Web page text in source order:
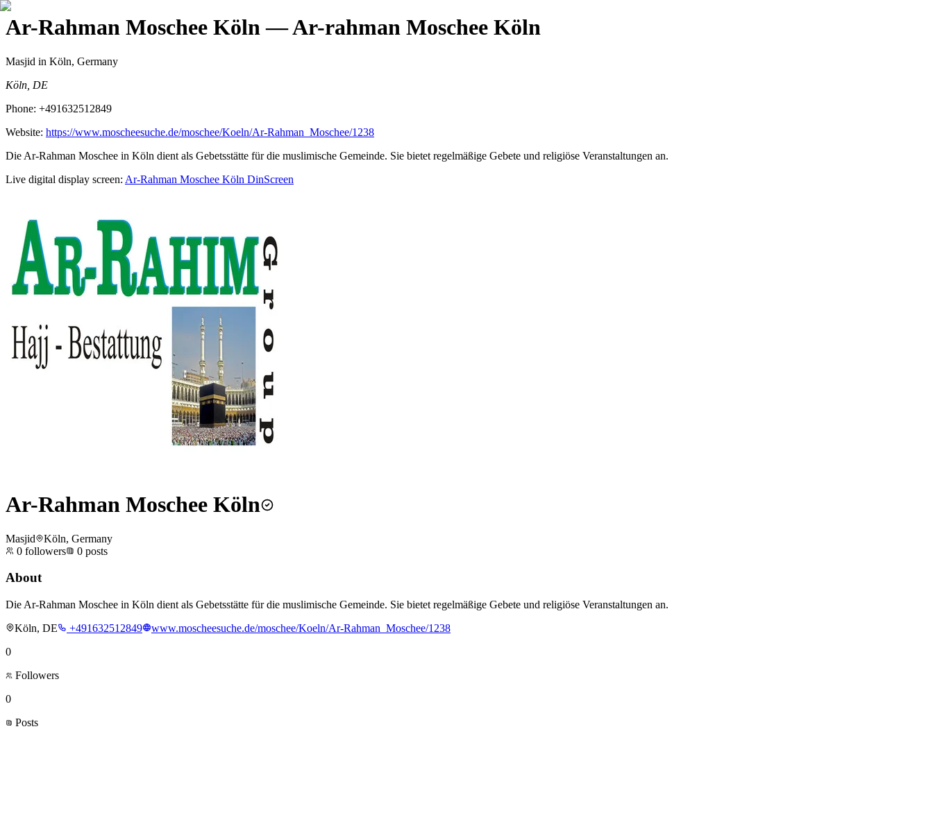
Ar-Rahman Moschee Köln— Ar-rahman Moschee Köln
Masjid in Köln, Germany
Köln, DE
Phone: +491632512849
Website: https://www.moscheesuche.de/moschee/Koeln/Ar-Rahman_Moschee/1238
Die Ar-Rahman Moschee in Köln dient als Gebetsstätte für die muslimische Gemeinde. Sie bietet regelmäßige Gebete und religiöse Veranstaltungen an.
Live digital display screen: Ar-Rahman Moschee Köln DinScreen
Ar-Rahman Moschee Köln
Masjid
Köln, Germany
0 followers 0 posts
About
Die Ar-Rahman Moschee in Köln dient als Gebetsstätte für die muslimische Gemeinde. Sie bietet regelmäßige Gebete und religiöse Veranstaltungen an.
Köln, DE
+491632512849
www.moscheesuche.de/moschee/Koeln/Ar-Rahman_Moschee/1238
0
Followers
0
Posts